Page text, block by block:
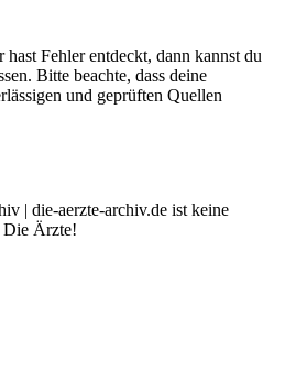
Fehler entdeckt, dann kannst du
Bitte beachte, dass deine
und geprüften Quellen
| die-aerzte-archiv.de ist keine
Die Ärzte!